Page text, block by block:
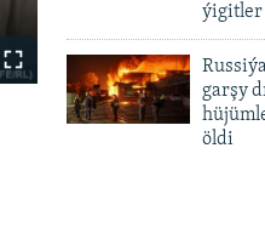
ýigitler
garşy
öldi